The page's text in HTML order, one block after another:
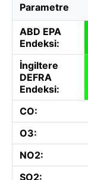
Parametre
ABD EPA
Endeksi:
İngiltere
DEFRA
Endeksi:
CO:
O3:
NO2:
SO2: